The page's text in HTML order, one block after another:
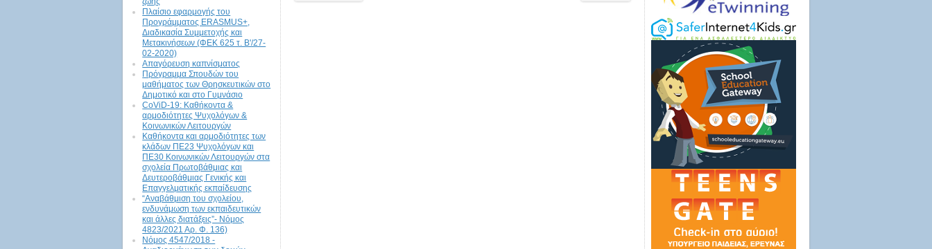
Πλαίσιο εφαρμογής του
Προγράμματος ERASMUS+,
Διαδικασία Συμμετοχής και
Μετακινήσεων (ΦΕΚ 625 τ. Β'/27-
02-2020)
Απαγόρευση καπνίσματος
Πρόγραμμα Σπουδών του
μαθήματος των Θρησκευτικών στο
Δημοτικό και στο Γυμνάσιο
CoViD-19: Kαθήκοντα &
αρμοδιότητες Ψυχολόγων &
Κοινωνικών Λειτουργών
Καθήκοντα και αρμοδιότητες των
κλάδων ΠΕ23 Ψυχολόγων και
ΠΕ30 Κοινωνικών Λειτουργών στα
σχολεία Πρωτοβάθμιας και
Δευτεροβάθμιας Γενικής και
Επαγγελματικής εκπαίδευσης
“Αναβάθμιση του σχολείου,
ενδυνάμωση των εκπαιδευτικών
και άλλες διατάξεις”- Νόμος
4823/2021 Αρ. Φ. 136)
Νόμος 4547/2018 -